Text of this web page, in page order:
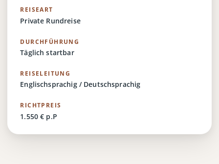
REISEART
Private Rundreise
DURCHFÜHRUNG
Täglich startbar
REISELEITUNG
Englischsprachig / Deutschsprachig
RICHTPREIS
1.550 € p.P